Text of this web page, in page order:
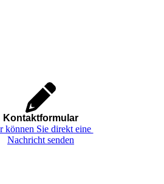
Kontaktformular
können Sie direkt eine
Nachricht senden